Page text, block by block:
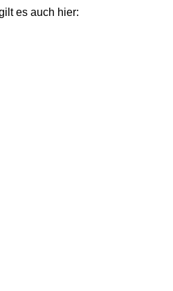
es auch hier: